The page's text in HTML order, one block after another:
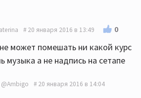
20 января 2016 в 13:49 0
может помешать ни какой курс
музыка а не надпись на сетапе
@Ambigo 20 января 2016 в 14:04